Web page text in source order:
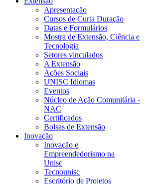
Apresentação
Cursos de Curta Duração
Datas e Formulários
Mostra de Extensão, Ciência e
Tecnologia
Setores vinculados
A Extensão
Ações Sociais
UNISC Idiomas
Eventos
Núcleo de Ação Comunitária -
NAC
Certificados
Bolsas de Extensão
Inovação
Inovação e
Empreendedorismo na
Unisc
Tecnounisc
Escritório de Projetos